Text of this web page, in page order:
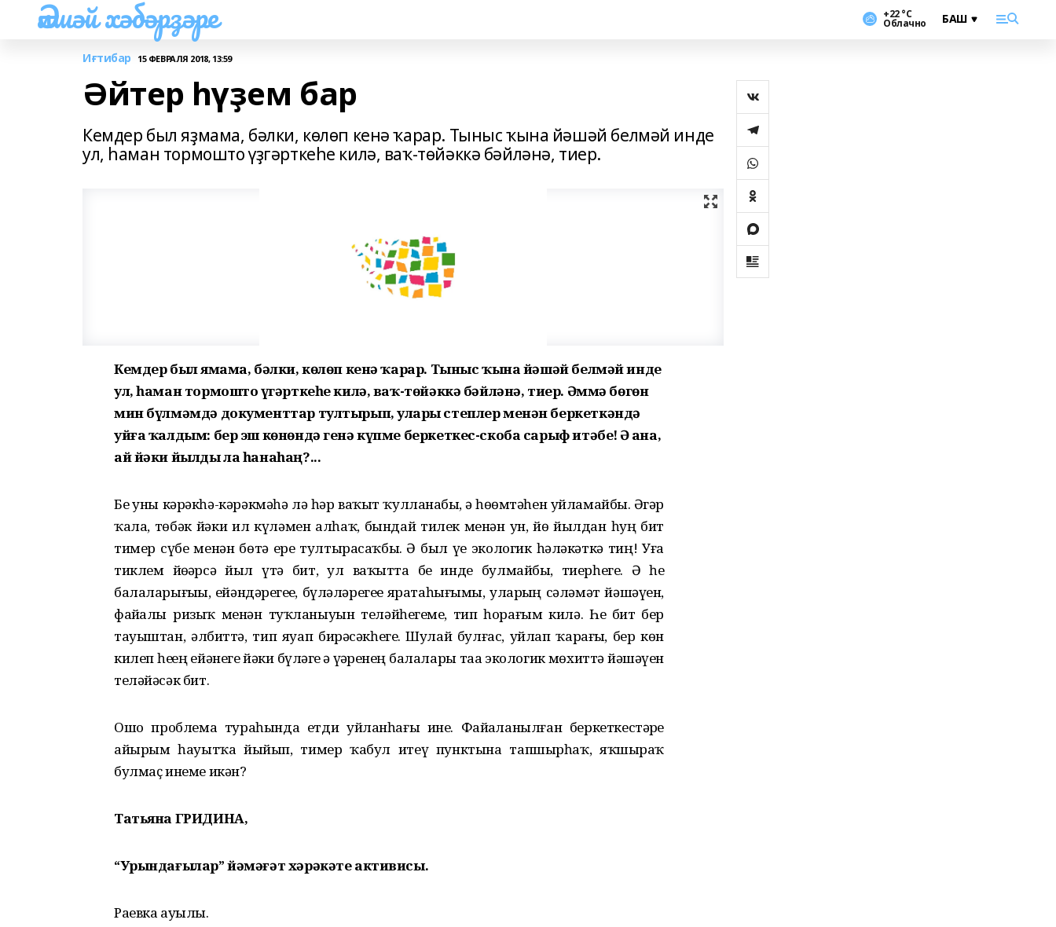
Әлшәй хәбәрҙәре +22 °С
Облачно
Иғтибар 15 ФЕВРАЛЯ 2018, 13:59
Әйтер һүҙем бар
Кемдер был яҙмама, бәлки, көлөп кенә ҡарар. Тыныс ҡына йәшәй белмәй инде
ул, һаман тормошто үҙгәрткеһе килә, ваҡ-төйәккә бәйләнә, тиер.
Кемдер был яҙмама, бәлки, көлөп кенә ҡарар. Тыныс ҡына йәшәй белмәй инде
ул, һаман тормошто үҙгәрткеһе килә, ваҡ-төйәккә бәйләнә, тиер. Әммә бөгөн
мин бүлмәмдә документтар тултырып, уларҙы степлер менән беркеткәндә
уйға ҡалдым: бер эш көнөндә генә күпме беркеткес-скоба сарыф итәбеҙ! Ә аҙна,
ай йәки йылды ла һанаһаң?...
Беҙ уны кәрәкһә-кәрәкмәһә лә һәр ваҡыт ҡулланабыҙ, ә һөҙөмтәһен уйламайбыҙ. Әгәр
ҡала, төбәк йәки ил күләмен алһаҡ, бындай тиҙлек менән ун, йөҙ йылдан һуң бит
тимер сүбе менән бөтә ерҙе тултырасаҡбыҙ. Ә был үҙе экологик һәләкәткә тиң! Уға
тиклем йөҙҙәрсә йыл үтә бит, ул ваҡытта беҙ инде булмайбыҙ, тиерһегеҙ. Ә һеҙ
балаларығыҙҙы, ейәндәрегеҙҙе, бүләләрегеҙҙе яратаһығыҙмы, уларҙың сәләмәт йәшәүен,
файҙалы ризыҡ менән туҡланыуын теләйһегеҙме, тип һорағым килә. Һеҙ бит бер
тауыштан, әлбиттә, тип яуап бирәсәкһегеҙ. Шулай булғас, уйлап ҡарағыҙ, бер көн
килеп һеҙҙең ейәнегеҙ йәки бүләгеҙ ҙә үҙҙәренең балалары таҙа экологик мөхиттә йәшәүен
теләйәсәк бит.
Ошо проблема тураһында етди уйланһағыҙ ине. Файҙаланылған беркеткестәрҙе
айырым һауытҡа йыйып, тимер ҡабул итеү пунктына тапшырһаҡ, яҡшыраҡ
булмаҫ инеме икән?
Татьяна ГРИДИНА,
“Урындағылар” йәмәғәт хәрәкәте активисы.
Раевка ауылы.